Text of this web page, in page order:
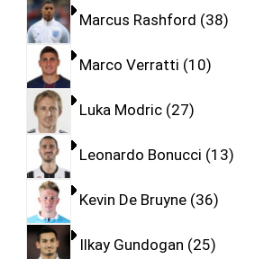
Marcus Rashford 38
Marco Verratti 10
Luka Modric 27
Leonardo Bonucci 13
Kevin De Bruyne 36
Ilkay Gundogan 25